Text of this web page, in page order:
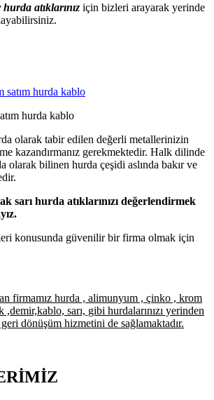
hurda atıklarınız için bizleri arayarak yerinde
hurda kablo
olarak tabir edilen değerli metallerinizin
kazandırmanız gerekmektedir. Halk dilinde
olarak bilinen hurda çeşidi aslında bakır ve
sarı hurda atıklarınızı değerlendirmek
konusunda güvenilir bir firma olmak için
firmamız hurda , alimunyum , çinko , krom
,demir,kablo, sarı, gibi hurdalarınızı yerinden
dönüşüm hizmetini de sağlamaktadır.